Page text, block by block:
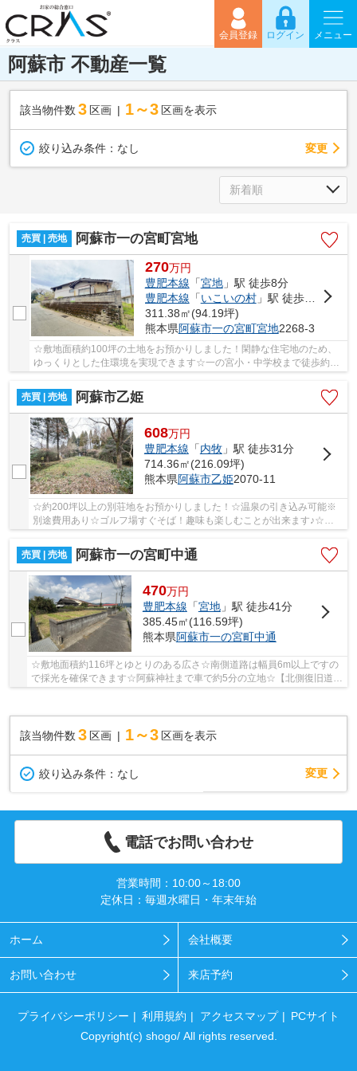
会員登録 ログイン メニュー
阿蘇市 不動産一覧
該当物件数 3 区画 1～3 区画を表示
絞り込み条件： なし 変更
売買 | 売地 阿蘇市一の宮町宮地
270万円
豊肥本線 「宮地」駅 徒歩8分
豊肥本線 「いこいの村」駅 徒歩34分
311.38㎡(94.19坪)
熊本県阿蘇市一の宮町宮地2268-3
☆敷地面積約100坪の土地をお預かりしました！閑静な住宅地のため、
ゆっくりとした住環境を実現できます☆一の宮小・中学校まで徒歩約15
売買 | 売地
阿蘇市乙姫
608万円
豊肥本線 「内牧」駅 徒歩31分
714.36㎡(216.09坪)
熊本県阿蘇市乙姫2070-11
☆約200坪以上の別荘地をお預かりしました！☆温泉の引き込み可能※
別途費用あり☆ゴルフ場すぐそば！趣味も楽しむことが出来ます♪☆阿
売買 | 売地
阿蘇市一の宮町中通
470万円
豊肥本線 「宮地」駅 徒歩41分
385.45㎡(116.59坪)
熊本県阿蘇市一の宮町中通
☆敷地面積約116坪とゆとりのある広さ☆南側道路は幅員6m以上ですの
で採光を確保できます☆阿蘇神社まで車で約5分の立地☆【北側復旧道路
該当物件数 3 区画 1～3 区画を表示
絞り込み条件： なし 変更
電話でお問い合わせ
営業時間：10:00～18:00
定休日：毎週水曜日・年末年始
ホーム 会社概要
お問い合わせ 来店予約
プライバシーポリシー 利用規約 アクセスマップ
PCサイト
Copyright(c) shogo/ All rights reserved.